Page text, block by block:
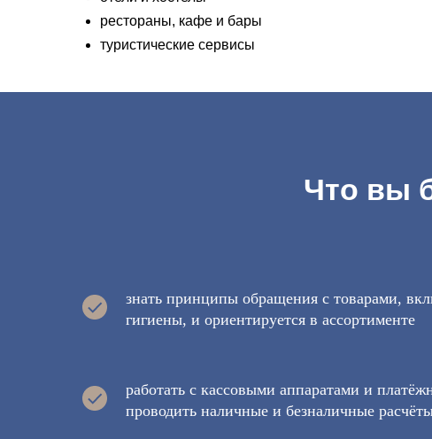
рестораны, кафе и бары
туристические сервисы
Что вы
знать принципы обращения с товарами,
гигиены, и ориентируется в ассортименте
работать с кассовыми аппаратами и
проводить наличные и безналичные